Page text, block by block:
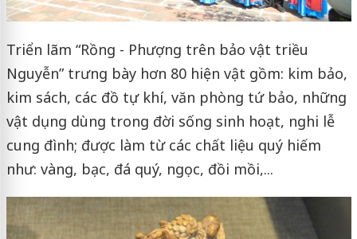
Triển lãm “Rồng - Phượng trên bảo vật triều
Nguyễn” trưng bày hơn 80 hiện vật gồm: kim bảo,
kim sách, các đồ tự khí, văn phòng tứ bảo, những
vật dụng dùng trong đời sống sinh hoạt, nghi lễ
cung đình; được làm từ các chất liệu quý hiếm
như: vàng, bạc, đá quý, ngọc, đồi mồi,...